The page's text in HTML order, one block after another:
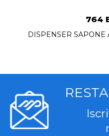
764
DISPENSER